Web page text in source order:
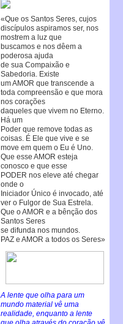
«Que os Santos Seres, cujos
discípulos aspiramos ser, nos
mostrem a luz que
buscamos e nos dêem a
poderosa ajuda
de sua Compaixão e
Sabedoria. Existe
um AMOR que transcende a
toda compreensão e que mora
nos corações
daqueles que vivem no Eterno.
Há um
Poder que remove todas as
coisas. É Ele que vive e se
move em quem o Eu é Uno.
Que esse AMOR esteja
conosco e que esse
PODER nos eleve até chegar
onde o
Iniciador Único é invocado, até
ver o Fulgor de Sua Estrela.
Que o AMOR e a bênção dos
Santos Seres
se difunda nos mundos.
PAZ e AMOR a todos os Seres»
A lente que olha para um
mundo material vê uma
realidade, enquanto a lente